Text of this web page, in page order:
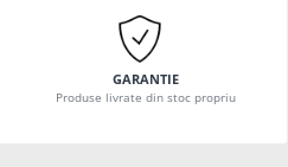
GARANTIE
Produse livrate din stoc propriu